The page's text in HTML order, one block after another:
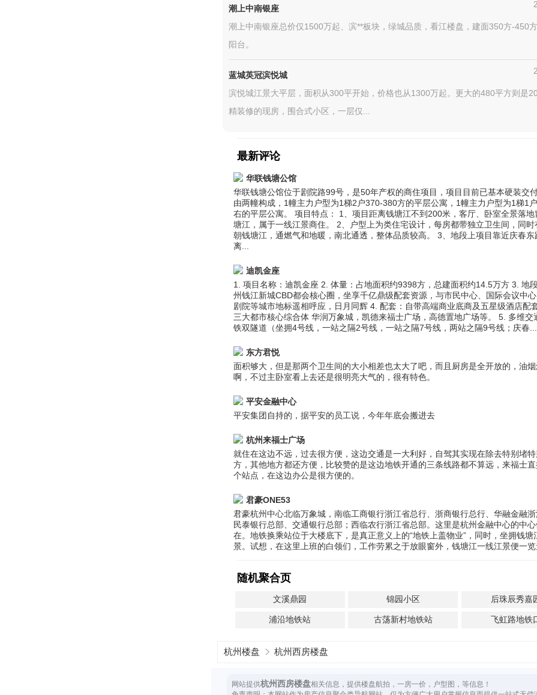
潮上中南银座
潮上中南银座总价仅1500万起、滨**板块，绿城品质，看江楼盘，建面350方-450
阳台。
蓝城英冠滨悦城
滨悦城江景大平层，面积从300平开始，价格也从1300万起。更大的480平方则是
精装修的现房，围合式小区，一层仅...
最新评论
华联钱塘公馆
华联钱塘公馆位于剧院路99号，是50年产权的商住项目，项目目前已基本硬装交
由两幢构成，1幢主力户型为1梯2户370-380方的平层公寓，1幢主力户型为1梯1
右的平层公寓。 项目特点： 1、项目距离钱塘江不到200米，客厅、卧室全景落地
塘江，属于一线江景商住。 2、户型上为类住宅设计，每房都带独立卫生间，同时
朝钱塘江，通燃气和地暖，南北通透，整体品质较高。 3、地段上项目靠近庆春东
离...
迪凯金座
1. 项目名称：迪凯金座 2. 体量：占地面积约9398方，总建面积约14.5万方 3. 地
州钱江新城CBD都会核心圈，坐享千亿鼎级配套资源，与市民中心、国际会议中
剧院等城市地标遥相呼应，日月同辉 4. 配套：自带高端商业底商及五星级酒店配
三大都市核心综合体 华润万象城，凯德来福士广场，高德置地广场等。 5. 多维交
铁双隧道（坐拥4号线，一站之隔2号线，一站之隔7号线，两站之隔9号线；庆春...
东方君悦
面积够大，但是那两个卫生间的大小相差也太大了吧，而且厨房是全开放的，油烟
啊，不过主卧室看上去还是很明亮大气的，很有特色。
平安金融中心
平安集团自持的，据平安的员工说，今年年底会搬进去
杭州来福士广场
就住在这边不远，过去很方便，这边交通是一大利好，自驾其实现在除去特别堵
方，其他地方都还方便，比较赞的是这边地铁开通的三条线路都不算远，来福士
个站点，在这边办公是很方便的。
君豪ONE53
君豪杭州中心北临万象城，南临工商银行浙江省总行、浙商银行总行、华融金融浙
民泰银行总部、交通银行总部；西临农行浙江省总部。这里是杭州金融中心的中
在。地铁换乘站位于大楼底下，是真正意义上的“地铁上盖物业”，同时，坐拥钱塘
景。试想，在这里上班的白领们，工作劳累之于放眼窗外，钱塘江一线江景便一览
随机聚合页
文溪鼎园 锦园小区 后珠辰秀嘉
浦沿地铁站 古荡新村地铁站 飞虹路地铁
杭州楼盘 杭州西房楼盘
网站提供杭州西房楼盘相关信息，提供楼盘航拍，一房一价，户型图，等信息！